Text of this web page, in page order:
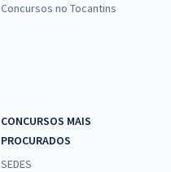
Concursos no Tocantins
CONCURSOS MAIS
PROCURADOS
SEDES